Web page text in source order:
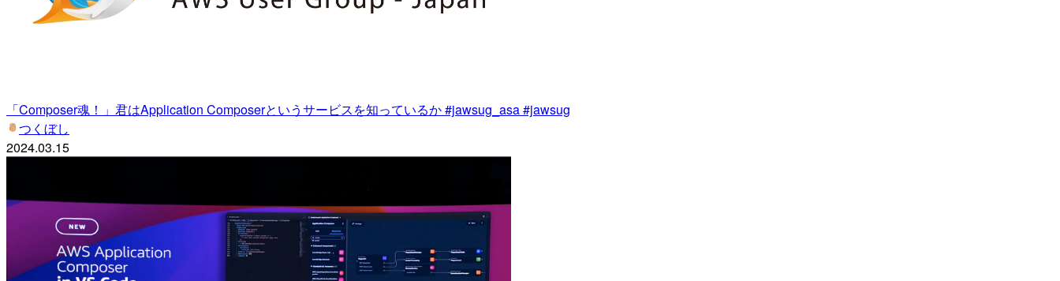
「Composer魂！」君はApplication Composerというサービスを知っているか #jawsug_asa #jawsug
つくぼし
2024.03.15